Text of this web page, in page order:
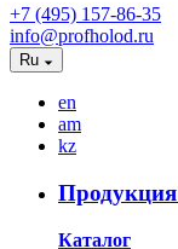
+7 (495) 157-86-35
info@profholod.ru
Ru
en
am
kz
Продукция
Каталог